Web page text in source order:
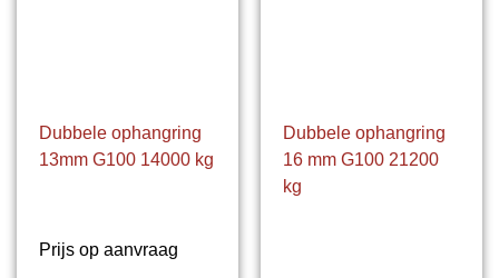
Dubbele ophangring
13mm G100 14000 kg
Prijs op aanvraag
Dubbele ophangring
16 mm G100 21200
kg